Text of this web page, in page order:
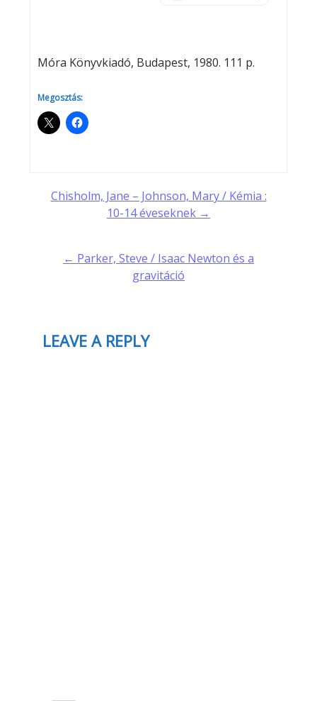
Móra Könyvkiadó, Budapest, 1980. 111 p.
Megosztás:
Post
Chisholm, Jane – Johnson, Mary / Kémia :
10-14 éveseknek →
← Parker, Steve / Isaac Newton és a
gravitáció
LEAVE A REPLY